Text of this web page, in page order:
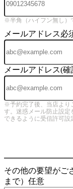
※半角（ハイフン無し）
メールアドレス必
メールアドレス(確
※予約完了後、当店より
す。迷惑メール防止設定
できるように受信許可設
その他の要望がご
まで） 任意